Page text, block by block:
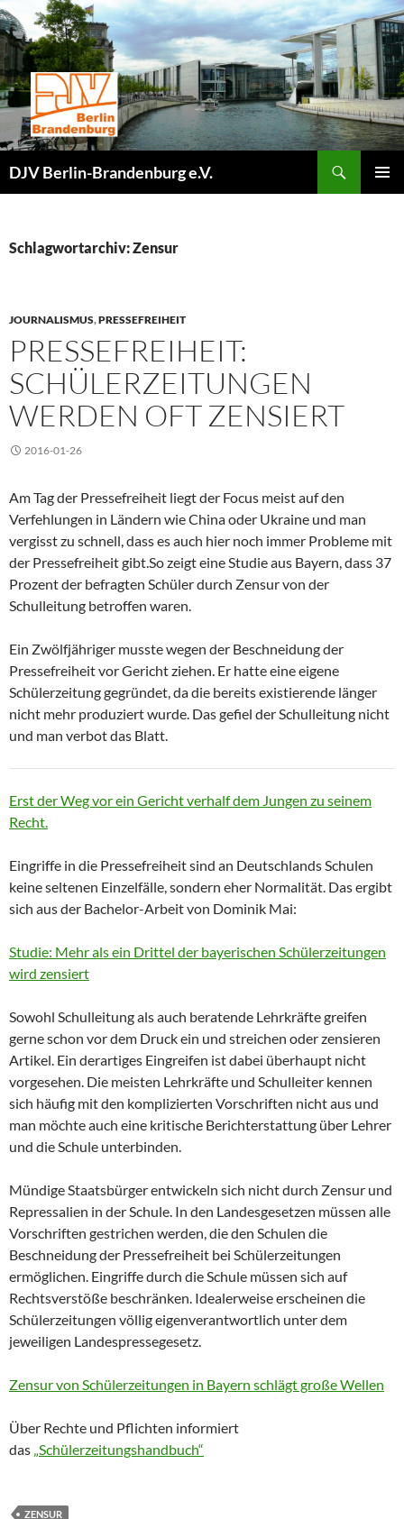
Zum
Inhalt
springen
DJV Berlin-Brandenburg e.V.
Schlagwortarchiv: Zensur
JOURNALISMUS,PRESSEFREIHEIT
PRESSEFREIHEIT:
SCHÜLERZEITUNGEN
WERDEN OFT ZENSIERT
2016-01-26
Am Tag der Pressefreiheit liegt der Focus meist auf den
Verfehlungen in Ländern wie China oder Ukraine und man
vergisst zu schnell, dass es auch hier noch immer Probleme mit
der Pressefreiheit gibt.So zeigt eine Studie aus Bayern, dass 37
Prozent der befragten Schüler durch Zensur von der
Schulleitung betroffen waren.
Ein Zwölfjähriger musste wegen der Beschneidung der
Pressefreiheit vor Gericht ziehen. Er hatte eine eigene
Schülerzeitung gegründet, da die bereits existierende länger
nicht mehr produziert wurde. Das gefiel der Schulleitung nicht
und man verbot das Blatt.
Erst der Weg vor ein Gericht verhalf dem Jungen zu seinem
Recht.
Eingriffe in die Pressefreiheit sind an Deutschlands Schulen
keine seltenen Einzelfälle, sondern eher Normalität. Das ergibt
sich aus der Bachelor-Arbeit von Dominik Mai:
Studie: Mehr als ein Drittel der bayerischen Schülerzeitungen
wird zensiert
Sowohl Schulleitung als auch beratende Lehrkräfte greifen
gerne schon vor dem Druck ein und streichen oder zensieren
Artikel. Ein derartiges Eingreifen ist dabei überhaupt nicht
vorgesehen. Die meisten Lehrkräfte und Schulleiter kennen
sich häufig mit den komplizierten Vorschriften nicht aus und
man möchte auch eine kritische Berichterstattung über Lehrer
und die Schule unterbinden.
Mündige Staatsbürger entwickeln sich nicht durch Zensur und
Repressalien in der Schule. In den Landesgesetzen müssen alle
Vorschriften gestrichen werden, die den Schulen die
Beschneidung der Pressefreiheit bei Schülerzeitungen
ermöglichen. Eingriffe durch die Schule müssen sich auf
Rechtsverstöße beschränken. Idealerweise erscheinen die
Schülerzeitungen völlig eigenverantwortlich unter dem
jeweiligen Landespressegesetz.
Zensur von Schülerzeitungen in Bayern schlägt große Wellen
Über Rechte und Pflichten informiert
das „Schülerzeitungshandbuch“
ZENSUR